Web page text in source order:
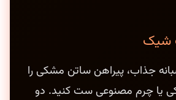
شیک
جذاب، پیراهن ساتن مشکی را
یا چرم مصنوعی ست کنید. دو